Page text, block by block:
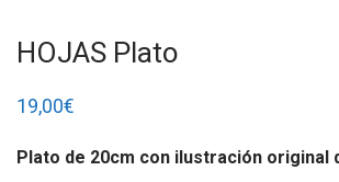
HOJAS Plato
19,00€
Plato de 20cm con ilustración original